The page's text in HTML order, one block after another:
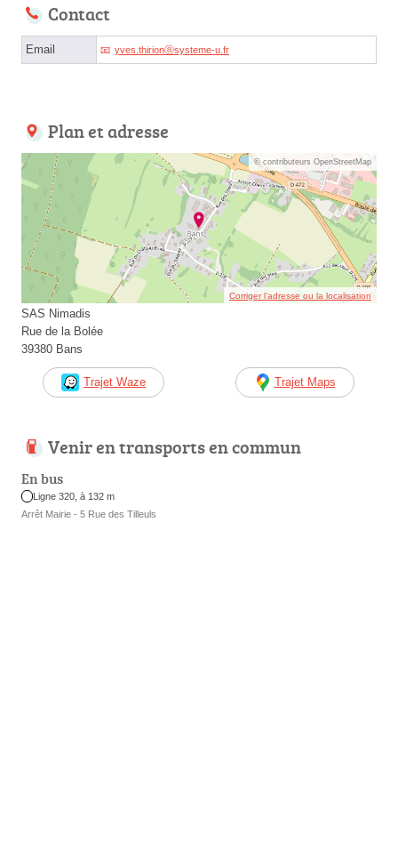
Contact
Email yves.thirionⓐsysteme-u.fr
Plan et adresse
© contributeurs OpenStreetMap
Corriger l’adresse ou la localisation
SAS Nimadis
Rue de la Bolée
39380 Bans
Trajet Waze Trajet Maps
Venir en transports en commun
En bus
Ligne 320, à 132 m
Arrêt Mairie - 5 Rue des Tilleuls